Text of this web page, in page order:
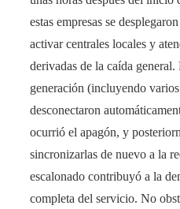
estas empresas se
activar centrales locales y
derivadas de la caída general.
generación (incluyendo
desconectaron
ocurrió el apagón, y
sincronizarlas de nuevo a la
escalonado contribuyó a la
completa del servicio. No